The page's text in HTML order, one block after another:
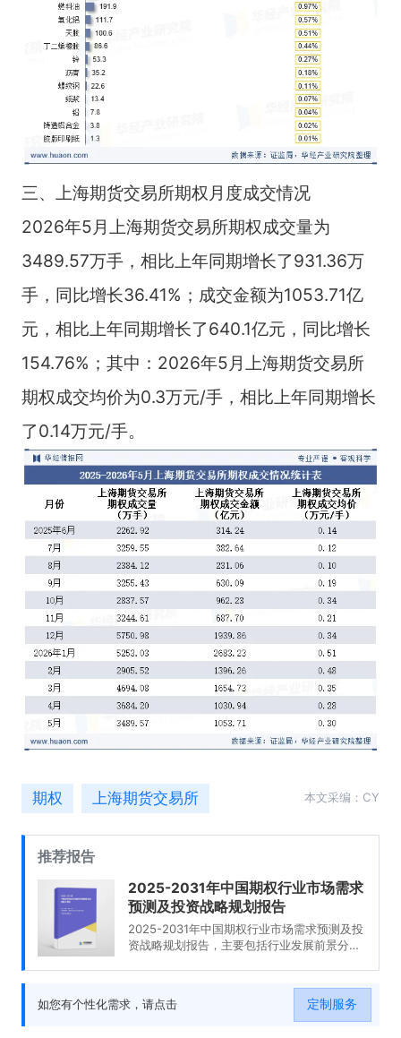
三、上海期货交易所期权月度成交情况
2026年5月上海期货交易所期权成交量为
3489.57万手，相比上年同期增长了931.36万
手，同比增长36.41%；成交金额为1053.71亿
元，相比上年同期增长了640.1亿元，同比增长
154.76%；其中：2026年5月上海期货交易所
期权成交均价为0.3万元/手，相比上年同期增长
了0.14万元/手。
期权 上海期货交易所 本文采编：CY
推荐报告
2025-2031年中国期权行业市场需求
预测及投资战略规划报告
2025-2031年中国期权行业市场需求预测及投
资战略规划报告，主要包括行业发展前景分
如您有个性化需求，请点击
定制服务